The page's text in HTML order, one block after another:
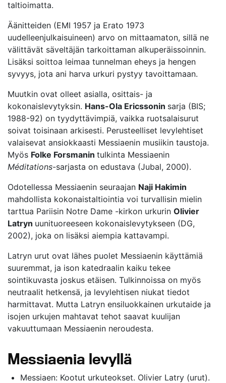
taltioimatta.
Äänitteiden (EMI 1957 ja Erato 1973
uudelleenjulkaisuineen) arvo on mittaamaton, sillä ne
välittävät säveltäjän tarkoittaman alkuperäissoinnin.
Lisäksi soittoa leimaa tunnelman eheys ja hengen
syvyys, jota ani harva urkuri pystyy tavoittamaan.
Muutkin ovat olleet asialla, osittais- ja
kokonaislevytyksin. Hans-Ola Ericssonin sarja (BIS;
1988-92) on tyydyttävimpiä, vaikka ruotsalaisurut
soivat toisinaan arkisesti. Perusteelliset levylehtiset
valaisevat ansiokkaasti Messiaenin musiikin taustoja.
Myös Folke Forsmanin tulkinta Messiaenin
Méditations-sarjasta on edustava (Jubal, 2000).
Odotellessa Messiaenin seuraajan Naji Hakimin
mahdollista kokonaistaltiointia voi turvallisin mielin
tarttua Pariisin Notre Dame -kirkon urkurin Olivier
Latryn uunituoreeseen kokonaislevytykseen (DG,
2002), joka on lisäksi aiempia kattavampi.
Latryn urut ovat lähes puolet Messiaenin käyttämiä
suuremmat, ja ison katedraalin kaiku tekee
sointikuvasta joskus etäisen. Tulkinnoissa on myös
neutraalit hetkensä, ja levylehtisen niukat tiedot
harmittavat. Mutta Latryn ensiluokkainen urkutaide ja
isojen urkujen mahtavat tehot saavat kuulijan
vakuuttumaan Messiaenin neroudesta.
Messiaenia levyllä
Messiaen: Kootut urkuteokset. Olivier Latry (urut).